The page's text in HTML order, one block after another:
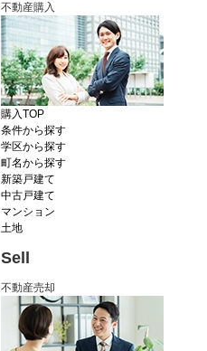
不動産購入
購入TOP
条件から探す
学区から探す
町名から探す
新築戸建て
中古戸建て
マンション
土地
Sell
不動産売却